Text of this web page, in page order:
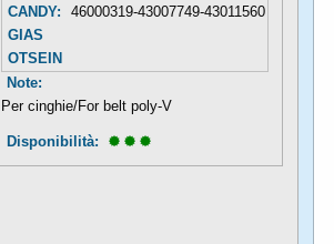
CANDY:
46000319-43007749-43011560
GIAS
OTSEIN
Note:
Per cinghie/For belt poly-V
Disponibilità: